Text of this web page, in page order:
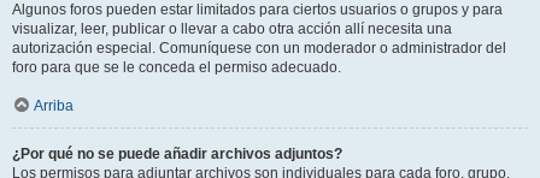
Algunos foros pueden estar limitados para ciertos usuarios o grupos y para
visualizar, leer, publicar o llevar a cabo otra acción allí necesita una
autorización especial. Comuníquese con un moderador o administrador del
foro para que se le conceda el permiso adecuado.
Arriba
¿Por qué no se puede añadir archivos adjuntos?
Los permisos para adjuntar archivos son individuales para cada foro, grupo,